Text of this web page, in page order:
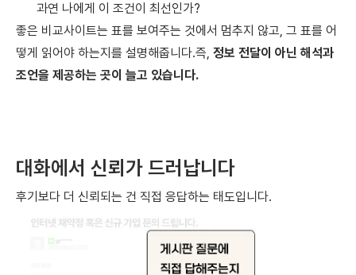
과연 나에게 이 조건이 최선인가?
좋은 비교사이트는 표를 보여주는 것에서 멈추지 않고, 그 표를 어
떻게 읽어야 하는지를 설명해줍니다.즉, 정보 전달이 아닌 해석과
조언을 제공하는 곳이 늘고 있습니다.
대화에서 신뢰가 드러납니다
후기보다 더 신뢰되는 건 직접 응답하는 태도입니다.